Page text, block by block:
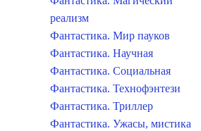
реализм
Фантастика. Мир пауков
Фантастика. Научная
Фантастика. Социальная
Фантастика. Технофэнтези
Фантастика. Триллер
Фантастика. Ужасы, мистика